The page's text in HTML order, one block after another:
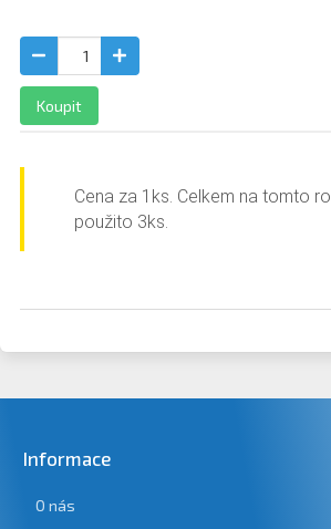
Koupit
Cena za 1ks. Celkem na tomto ro
použito 3ks.
Informace
O nás